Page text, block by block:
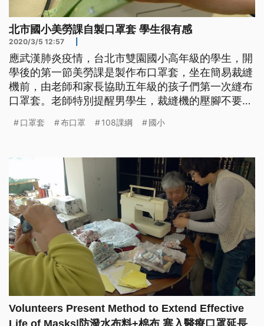
北市國小美勞課自製口罩套 學生很有感
2020/3/5 12:57
應武漢肺炎疫情，台北市雙園國小高年級的學生，開
學後的第一節美勞課是製作布口罩套，坐在簡易裁縫
機前，由老師和家長協助五年級的孩子們第一次縫布
口罩套。老師特別提醒男學生，裁縫機的壓腳不要踩
燙平縫好的口罩套後就大功告成，孩子們馬上使用，
有學生說：「一開始是蠻怕的，很怕就是縫到自己的
手這樣，我不想要手上再多一個o
口罩套 布口罩 108課綱 國小
Volunteers Present Method to Extend Effective